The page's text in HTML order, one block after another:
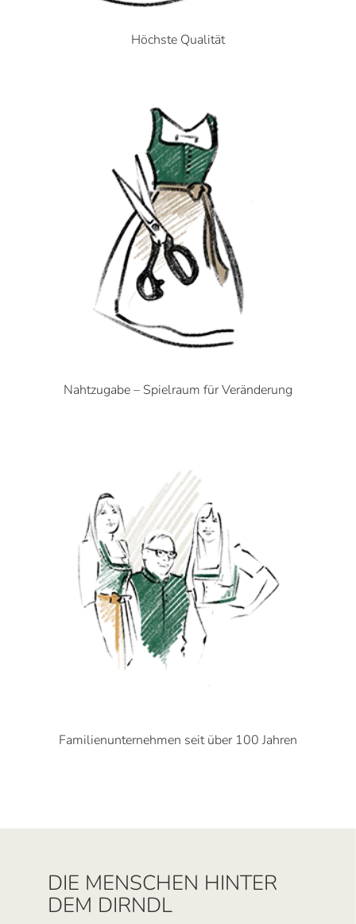
Höchste Qualität
Nahtzugabe – Spielraum für Veränderung
Familienunternehmen seit über 100 Jahren
DIE MENSCHEN HINTER
DEM DIRNDL